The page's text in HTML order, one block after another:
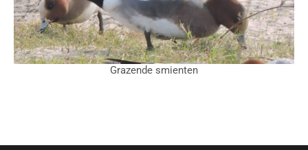
Grazende smienten